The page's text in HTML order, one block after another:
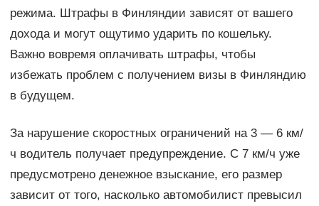
режима. Штрафы в Финляндии зависят от вашего
дохода и могут ощутимо ударить по кошельку.
Важно вовремя оплачивать штрафы, чтобы
избежать проблем с получением визы в Финляндию
в будущем.
За нарушение скоростных ограничений на 3 — 6 км/
ч водитель получает предупреждение. С 7 км/ч уже
предусмотрено денежное взыскание, его размер
зависит от того, насколько автомобилист превысил